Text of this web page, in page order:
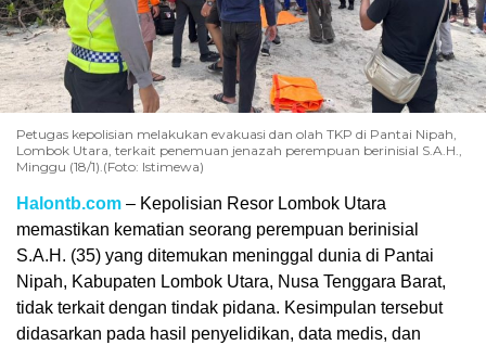
Petugas kepolisian melakukan evakuasi dan olah TKP di Pantai Nipah,
Lombok Utara, terkait penemuan jenazah perempuan berinisial S.A.H.,
Minggu (18/1).(Foto: Istimewa)
Halontb.com – Kepolisian Resor Lombok Utara
memastikan kematian seorang perempuan berinisial
S.A.H. (35) yang ditemukan meninggal dunia di Pantai
Nipah, Kabupaten Lombok Utara, Nusa Tenggara Barat,
tidak terkait dengan tindak pidana. Kesimpulan tersebut
didasarkan pada hasil penyelidikan, data medis, dan